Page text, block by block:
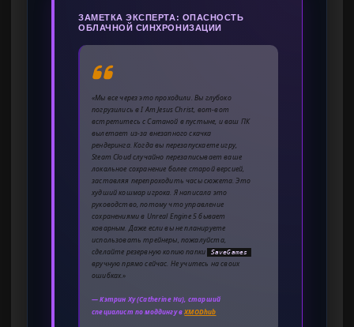
ЗАМЕТКА ЭКСПЕРТА: ОПАСНОСТЬ
ОБЛАЧНОЙ СИНХРОНИЗАЦИИ
«Мы все через это проходили. Вы глубоко
погрузились в I Am Jesus Christ, вот-вот
встретитесь с Сатаной в пустыне, и ваш ПК
вылетает из-за внезапного скачка
рендеринга. Когда вы перезапускаете игру,
Steam Cloud случайно перезаписывает ваше
локальное сохранение более старой версией,
заставляя перепроходить часы сюжета. Это
худший кошмар игрока. Я написала это
руководство, потому что управление
сохранениями в Unreal Engine 5 бывает
коварным. Даже если вы не планируете
использовать трейнеры, пожалуйста,
сделайте резервную копию папки
SaveGames
вручную прямо сейчас. Не учитесь на своих
ошибках.»
— Кэтрин Ху (Catherine Hu), старший
специалист по моддингу вXMODhub